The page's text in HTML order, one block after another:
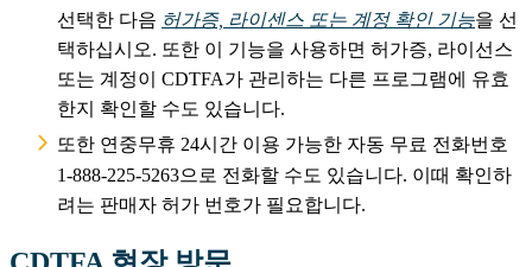
선택한 다음 허가증, 라이센스 또는 계정 확인 기능을 선
택하십시오. 또한 이 기능을 사용하면 허가증, 라이선스
또는 계정이 CDTFA가 관리하는 다른 프로그램에 유효
한지 확인할 수도 있습니다.
또한 연중무휴 24시간 이용 가능한 자동 무료 전화번호
1-888-225-5263으로 전화할 수도 있습니다. 이때 확인하
려는 판매자 허가 번호가 필요합니다.